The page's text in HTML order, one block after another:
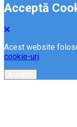
Acceptă
Acest website
cookie-uri